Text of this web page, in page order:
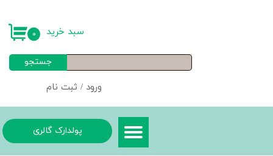
ورود / ثبت نام
خروج از حساب کاربری
جستجو
۰ سبد خرید
پولدارک گالری